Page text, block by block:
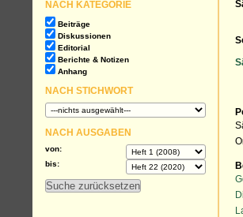
NACH KATEGORIE
Beiträge
Diskussionen
Editorial
Berichte & Notizen
Anhang
NACH STICHWORT
NACH AUSGABEN
von:
bis: